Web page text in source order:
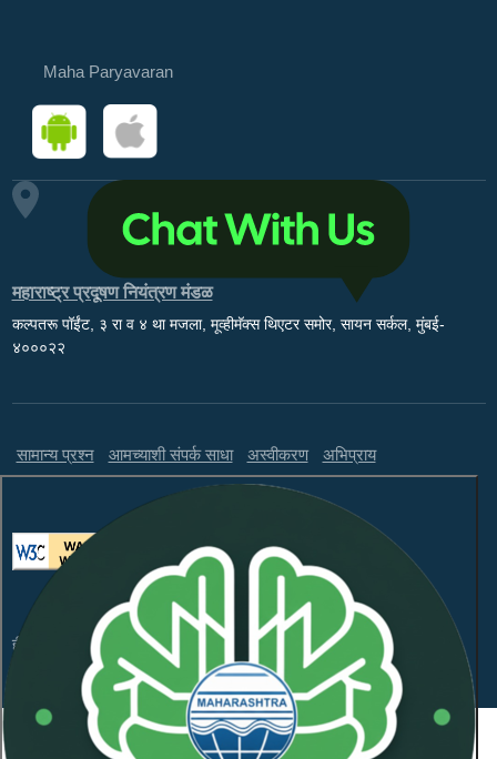
Maha Paryavaran
महाराष्ट्र प्रदूषण नियंत्रण मंडळ
कल्पतरू पॉईंट, ३ रा व ४ था मजला, मूव्हीमॅक्स थिएटर समोर, सायन सर्कल, मुंबई-
४०००२२
सामान्य प्रश्न आमच्याशी संपर्क साधा अस्वीकरण अभिप्राय
ही वेबसाइट WCAG 2.1 लेव्हल AA आणि GIGW 3.0 चे पालन करते.
संकेतस्थळावरील माहितीचा सर्वाधिकार महाराष्ट्र प्रदूषण नियंत्रण
मंडळाकडे